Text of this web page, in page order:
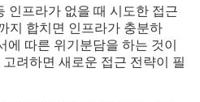
인프라가 없을 때 시도한 접근
지 합치면 인프라가 충분하
에 따른 위기분담을 하는 것이
려하면 새로운 접근 전략이 필